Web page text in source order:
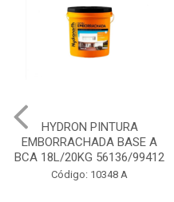
HYDRON PINTURA
EMBORRACHADA BASE A
BCA 18L/20KG 56136/99412
Código: 10348 A